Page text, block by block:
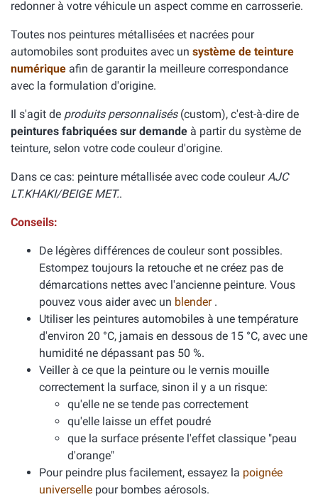
redonner à votre véhicule un aspect comme en carrosserie.
Toutes nos peintures métallisées et nacrées pour
automobiles sont produites avec un système de teinture
numérique afin de garantir la meilleure correspondance
avec la formulation d'origine.
Il s'agit de produits personnalisés(custom), c'est-à-dire de
peintures fabriquées sur demande à partir du système de
teinture, selon votre code couleur d'origine.
Dans ce cas: peinture métallisée avec code couleurAJC
LT.KHAKI/BEIGE MET..
Conseils:
De légères différences de couleur sont possibles.
Estompez toujours la retouche et ne créez pas de
démarcations nettes avec l'ancienne peinture. Vous
pouvez vous aider avec un blender .
Utiliser les peintures automobiles à une température
d'environ 20 °C, jamais en dessous de 15 °C, avec une
humidité ne dépassant pas 50 %.
Veiller à ce que la peinture ou le vernis mouille
correctement la surface, sinon il y a un risque:
qu'elle ne se tende pas correctement
qu'elle laisse un effet poudré
que la surface présente l'effet classique "peau
d'orange"
Pour peindre plus facilement, essayez la poignée
universelle pour bombes aérosols.